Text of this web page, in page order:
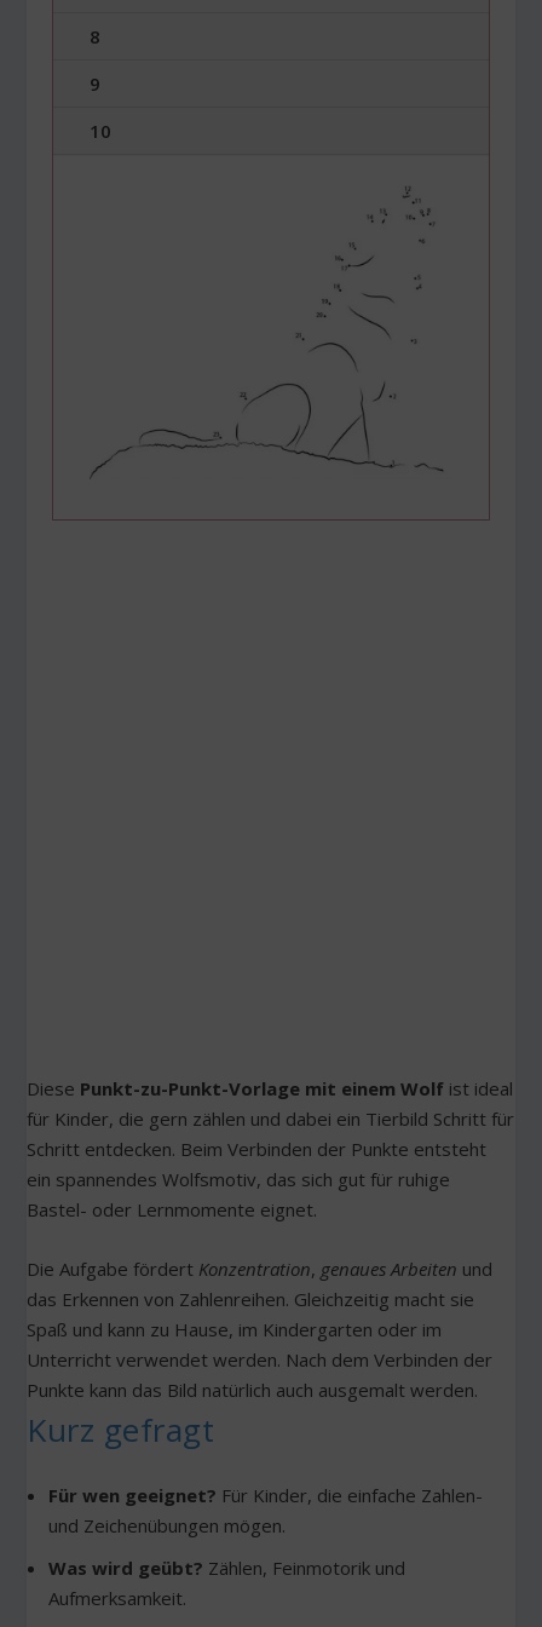
8
9
10
Diese Punkt-zu-Punkt-Vorlage mit einem Wolf ist ideal
für Kinder, die gern zählen und dabei ein Tierbild Schritt für
Schritt entdecken. Beim Verbinden der Punkte entsteht
ein spannendes Wolfsmotiv, das sich gut für ruhige
Bastel- oder Lernmomente eignet.
Die Aufgabe fördert Konzentration, genaues Arbeiten und
das Erkennen von Zahlenreihen. Gleichzeitig macht sie
Spaß und kann zu Hause, im Kindergarten oder im
Unterricht verwendet werden. Nach dem Verbinden der
Punkte kann das Bild natürlich auch ausgemalt werden.
Kurz gefragt
Für wen geeignet? Für Kinder, die einfache Zahlen-
und Zeichenübungen mögen.
Was wird geübt? Zählen, Feinmotorik und
Aufmerksamkeit.